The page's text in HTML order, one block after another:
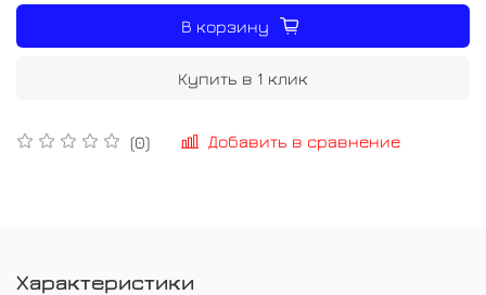
(0) Добавить в сравнение
В корзину
Купить в 1 клик
Характеристики